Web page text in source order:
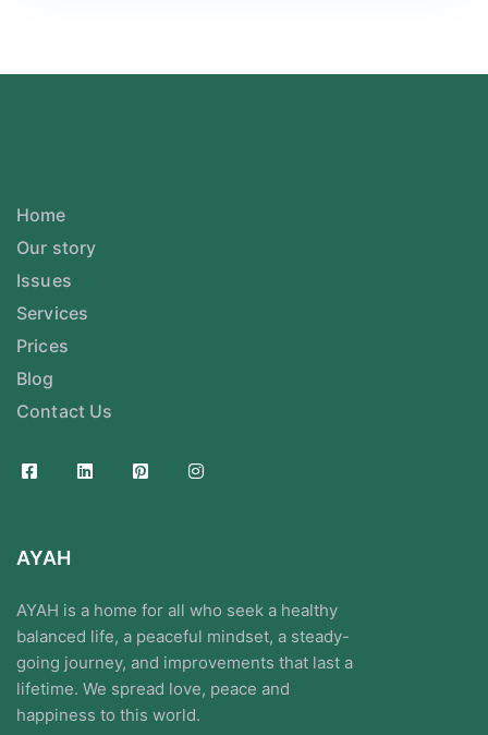
Home
Our story
Issues
Services
Prices
Blog
Contact Us
AYAH
AYAH is a home for all who seek a healthy
balanced life, a peaceful mindset, a steady-
going journey, and improvements that last a
lifetime. We spread love, peace and
happiness to this world.